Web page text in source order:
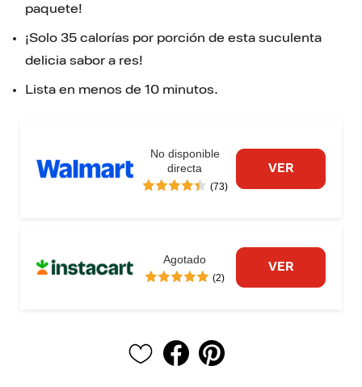
paquete!
¡Solo 35 calorías por porción de esta suculenta
delicia sabor a res!
Lista en menos de 10 minutos.
No disponible
directa
(73)
VER
Agotado
(2)
VER